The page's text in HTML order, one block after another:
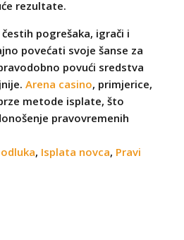
rezultate.
pogrešaka, igrači i
povećati svoje šanse za
povući sredstva
Arena casino, primjerice,
metode isplate, što
pravovremenih
, Isplata novca, Pravi